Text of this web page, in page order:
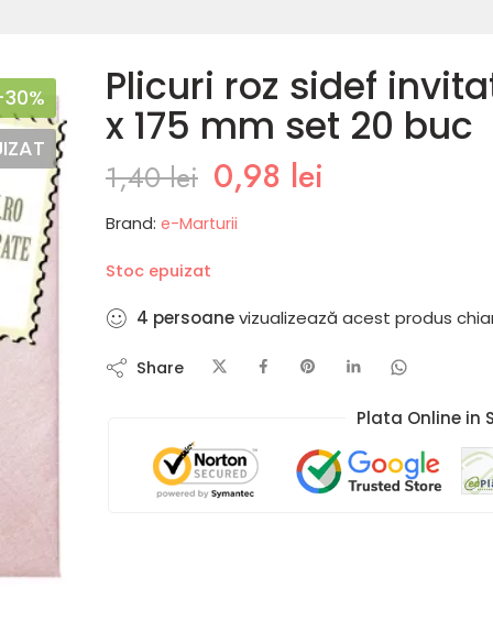
Plicuri roz sidef
x 175 mm set 20 buc
1,40lei 0,98 lei
Brand: e-Marturii
Stoc epuizat
9 persoanevizualizează acest produs
Share
Plata Online in